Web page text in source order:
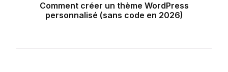
Comment créer un thème WordPress
personnalisé (sans code en 2026)